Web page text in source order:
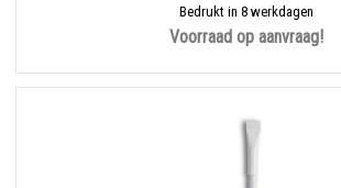
Bedrukt in 8 werkdagen
Voorraad op aanvraag!